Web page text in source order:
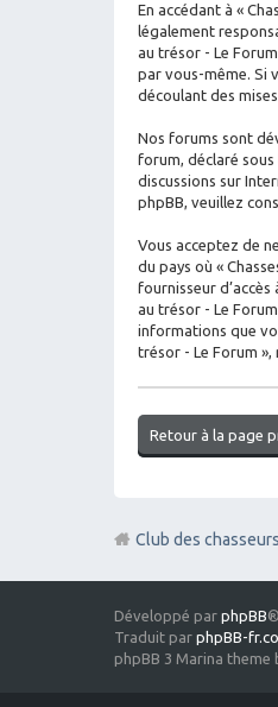
En accédant à «
légalement
au trésor - Le
par vous-même. Si
découlant des
Nos forums sont
forum, déclaré sous
discussions sur
phpBB, veuillez
Vous acceptez de
du pays où «
fournisseur
au trésor - Le
informations que
trésor - Le Forum
Retour à la page
Club des
Développé par phpBB
Traduit par phpBB-
phpBB 3 Marina theme